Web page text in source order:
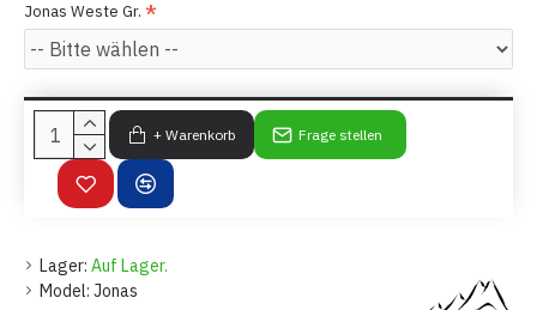
Lager: Auf Lager.
Model: Jonas
Jonas Weste Gr.
+ Warenkorb Frage stellen